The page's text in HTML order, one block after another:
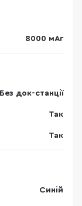
8000 мАг
Без док-станції
Так
Так
Синій